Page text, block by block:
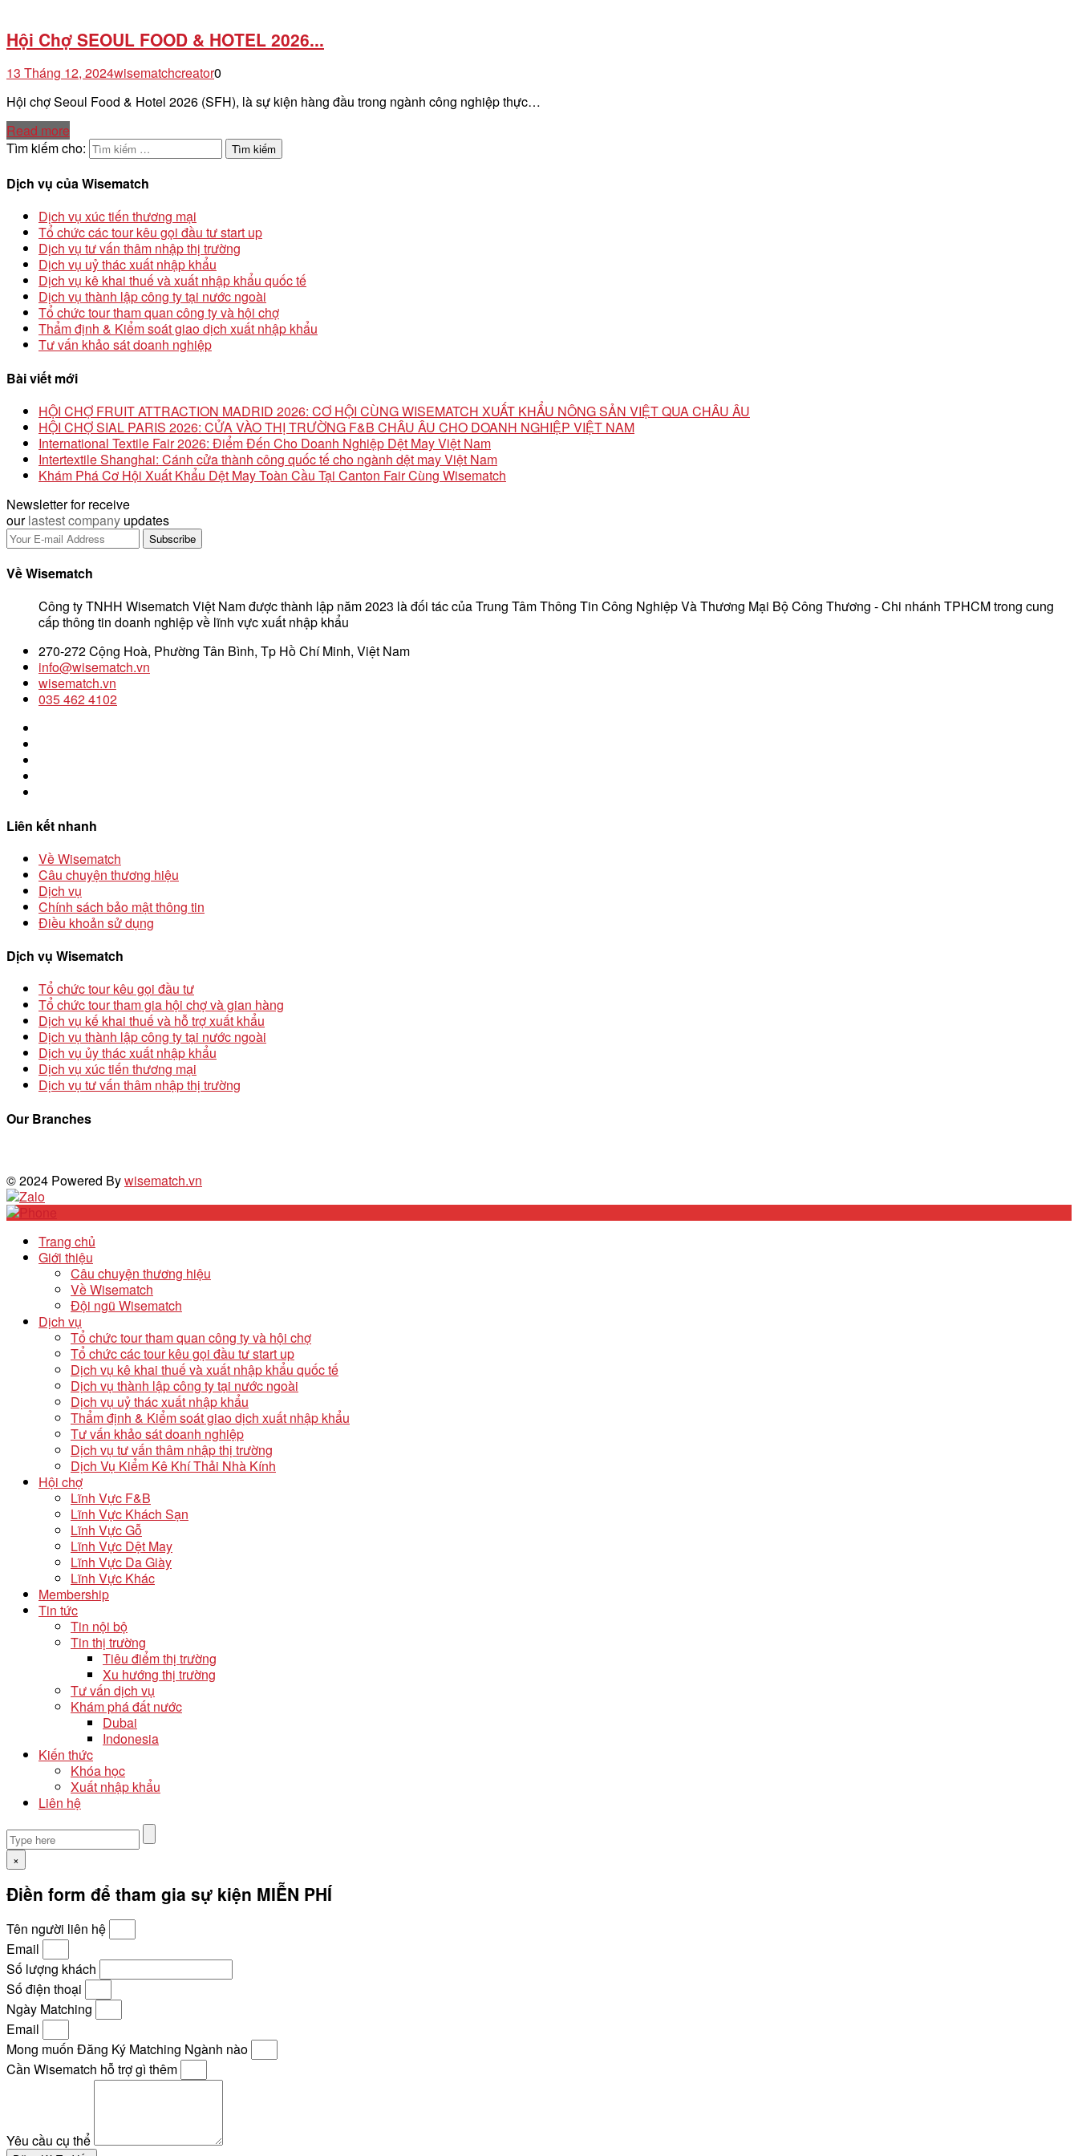
Hội Chợ SEOUL FOOD & HOTEL 2026...
13 Tháng 12, 2024wisematchcreator0
Hội chợ Seoul Food & Hotel 2026 (SFH), là sự kiện hàng đầu trong ngành công nghiệp thực…
Read more
Tìm kiếm cho:
Dịch vụ của Wisematch
Dịch vụ xúc tiến thương mại
Tổ chức các tour kêu gọi đầu tư start up
Dịch vụ tư vấn thâm nhập thị trường
Dịch vụ uỷ thác xuất nhập khẩu
Dịch vụ kê khai thuế và xuất nhập khẩu quốc tế
Dịch vụ thành lập công ty tại nước ngoài
Tổ chức tour tham quan công ty và hội chợ
Thẩm định & Kiểm soát giao dịch xuất nhập khẩu
Tư vấn khảo sát doanh nghiệp
Bài viết mới
HỘI CHỢ FRUIT ATTRACTION MADRID 2026: CƠ HỘI CÙNG WISEMATCH XUẤT KHẨU NÔNG SẢN VIỆT QUA CHÂU ÂU
HỘI CHỢ SIAL PARIS 2026: CỬA VÀO THỊ TRƯỜNG F&B CHÂU ÂU CHO DOANH NGHIỆP VIỆT NAM
International Textile Fair 2026: Điểm Đến Cho Doanh Nghiệp Dệt May Việt Nam
Intertextile Shanghai: Cánh cửa thành công quốc tế cho ngành dệt may Việt Nam
Khám Phá Cơ Hội Xuất Khẩu Dệt May Toàn Cầu Tại Canton Fair Cùng Wisematch
Newsletter for receive
ourlastest company updates
Về Wisematch
Công ty TNHH Wisematch Việt Nam được thành lập năm 2023 là đối tác của Trung Tâm Thông Tin Công Nghiệp Và Thương Mại Bộ Công Thương - Chi nhánh TPHCM trong cung
cấp thông tin doanh nghiệp về lĩnh vực xuất nhập khẩu
270-272 Cộng Hoà, Phường Tân Bình, Tp Hồ Chí Minh, Việt Nam
info@wisematch.vn
wisematch.vn
035 462 4102
Liên kết nhanh
Về Wisematch
Câu chuyện thương hiệu
Dịch vụ
Chính sách bảo mật thông tin
Điều khoản sử dụng
Dịch vụ Wisematch
Tổ chức tour kêu gọi đầu tư
Tổ chức tour tham gia hội chợ và gian hàng
Dịch vụ kế khai thuế và hỗ trợ xuất khẩu
Dịch vụ thành lập công ty tại nước ngoài
Dịch vụ ủy thác xuất nhập khẩu
Dịch vụ xúc tiến thương mại
Dịch vụ tư vấn thâm nhập thị trường
Our Branches
© 2024 Powered Bywisematch.vn
Trang chủ
Giới thiệu
Câu chuyện thương hiệu
Về Wisematch
Đội ngũ Wisematch
Dịch vụ
Tổ chức tour tham quan công ty và hội chợ
Tổ chức các tour kêu gọi đầu tư start up
Dịch vụ kê khai thuế và xuất nhập khẩu quốc tế
Dịch vụ thành lập công ty tại nước ngoài
Dịch vụ uỷ thác xuất nhập khẩu
Thẩm định & Kiểm soát giao dịch xuất nhập khẩu
Tư vấn khảo sát doanh nghiệp
Dịch vụ tư vấn thâm nhập thị trường
Dịch Vụ Kiểm Kê Khí Thải Nhà Kính
Hội chợ
Lĩnh Vực F&B
Lĩnh Vực Khách Sạn
Lĩnh Vực Gỗ
Lĩnh Vực Dệt May
Lĩnh Vực Da Giày
Lĩnh Vực Khác
Membership
Tin tức
Tin nội bộ
Tin thị trường
Tiêu điểm thị trường
Xu hướng thị trường
Tư vấn dịch vụ
Khám phá đất nước
Dubai
Indonesia
Kiến thức
Khóa học
Xuất nhập khẩu
Liên hệ
×
Điền form để tham gia sự kiện MIỄN PHÍ
Tên người liên hệ
Email
Số lượng khách
Số điện thoại
Ngày Matching
Email
Mong muốn Đăng Ký Matching Ngành nào
Cần Wisematch hỗ trợ gì thêm
Yêu cầu cụ thể